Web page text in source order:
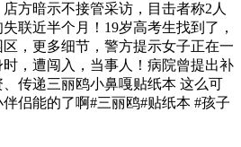
方暗示不接管采访，目击者称2人
联近半个月！19岁高考生找到了，
，更多细节，警方提示女子正在一
，遭闯入，当事人！病院曾提出补
传递三丽鸥小鼻嘎贴纸本 这么可
侣能的了啊#三丽鸥#贴纸本 #孩子